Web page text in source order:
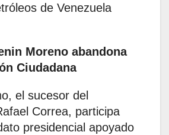
de Venezuela
Moreno abandona
Ciudadana
el sucesor del
Correa, participa
presidencial apoyado